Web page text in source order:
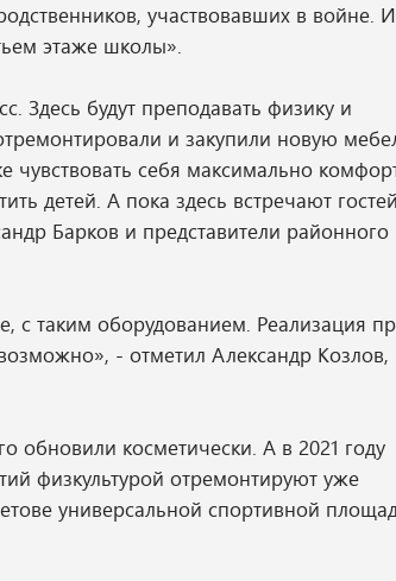
участвовавших в войне.
этаже школы».
Здесь будут преподавать физику и
и закупили новую
чувствовать себя максимально
детей. А пока здесь встречают гостей.
Барков и представители районного
с таким оборудованием. Реализация
- отметил Александр Козлов,
обновили косметически. А в 2021 году
физкультурой отремонтируют уже
универсальной спортивной